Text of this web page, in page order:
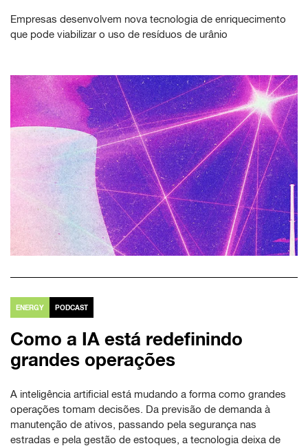
Empresas desenvolvem nova tecnologia de enriquecimento
que pode viabilizar o uso de resíduos de urânio
ENERGY PODCAST
Como a IA está redefinindo
grandes operações
A inteligência artificial está mudando a forma como grandes
operações tomam decisões. Da previsão de demanda à
manutenção de ativos, passando pela segurança nas
estradas e pela gestão de estoques, a tecnologia deixa de